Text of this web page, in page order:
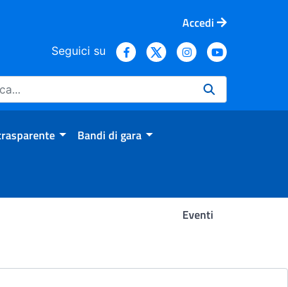
Accedi
Seguici su
Bandi di gara
Eventi